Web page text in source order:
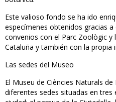
Este valioso fondo se ha ido
especímenes obtenidos gracias
convenios con el Parc Zoològic y
Cataluña y también con la propia
Las sedes del Museo
El Museu de Ciències Naturals
diferentes sedes situadas en tres